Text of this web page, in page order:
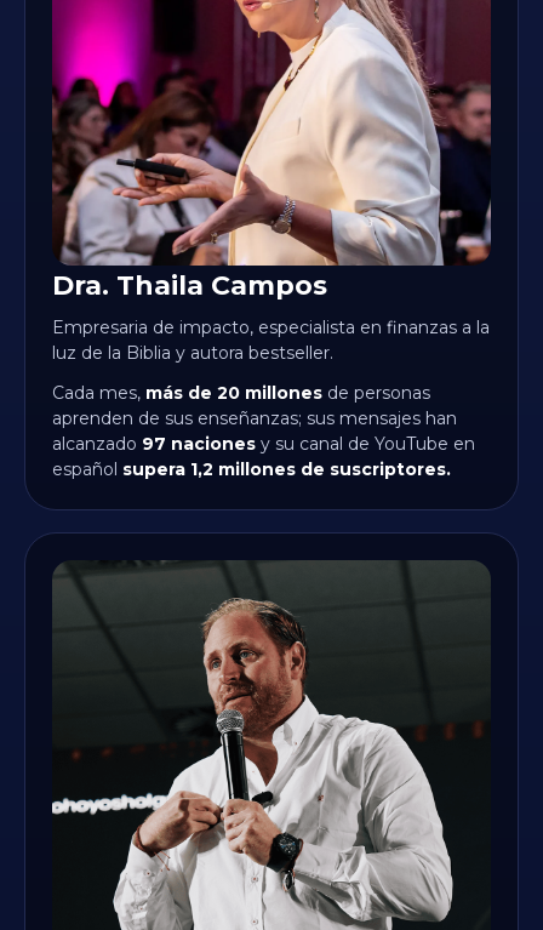
Dra. Thaila Campos
Empresaria de impacto, especialista en finanzas a la
luz de la Biblia y autora bestseller.
Cada mes, más de 20 millones de personas
aprenden de sus enseñanzas; sus mensajes han
alcanzado 97 naciones y su canal de YouTube en
español supera 1,2 millones de suscriptores.